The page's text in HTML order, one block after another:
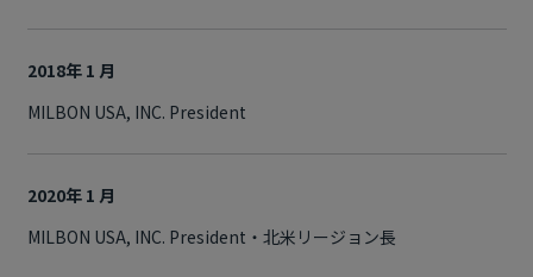
2018年 1 月
MILBON USA, INC. President
2020年 1 月
MILBON USA, INC. President・北米リージョン長